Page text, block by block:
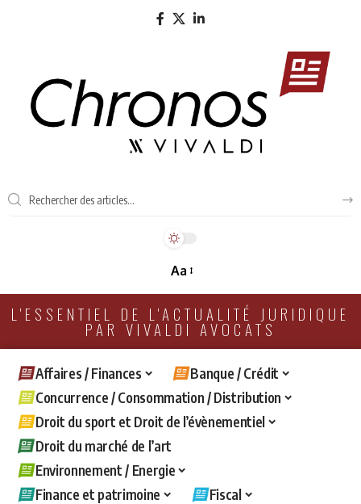
Aa
L'ESSENTIEL DE L'ACTUALITÉ JURIDIQUE
PAR VIVALDI AVOCATS
Affaires / Finances
Banque / Crédit
Concurrence / Consommation / Distribution
Droit du sport et Droit de l’évènementiel
Droit du marché de l’art
Environnement / Energie
Finance et patrimoine
Fiscal